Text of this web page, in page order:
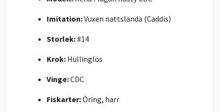
Imitation:Vuxen nattslända (Caddis)
Storlek:#14
Krok: Hullinglös
Vinge:CDC
Fiskarter:Öring, harr